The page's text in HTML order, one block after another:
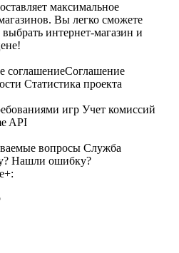
максимальное
Вы легко сможете
интернет-магазин и
соглашениеСоглашение
Статистика проекта
игр Учет комиссий
API
вопросы Служба
Нашли ошибку?
: